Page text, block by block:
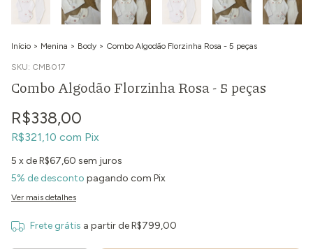
Início > Menina > Body > Combo Algodão Florzinha Rosa - 5 peças
SKU: CMB017
Combo Algodão Florzinha Rosa - 5 peças
R$338,00
R$321,10 com Pix
5 x deR$67,60 sem juros
5% de desconto pagando com Pix
Ver mais detalhes
Frete grátis a partir deR$799,00